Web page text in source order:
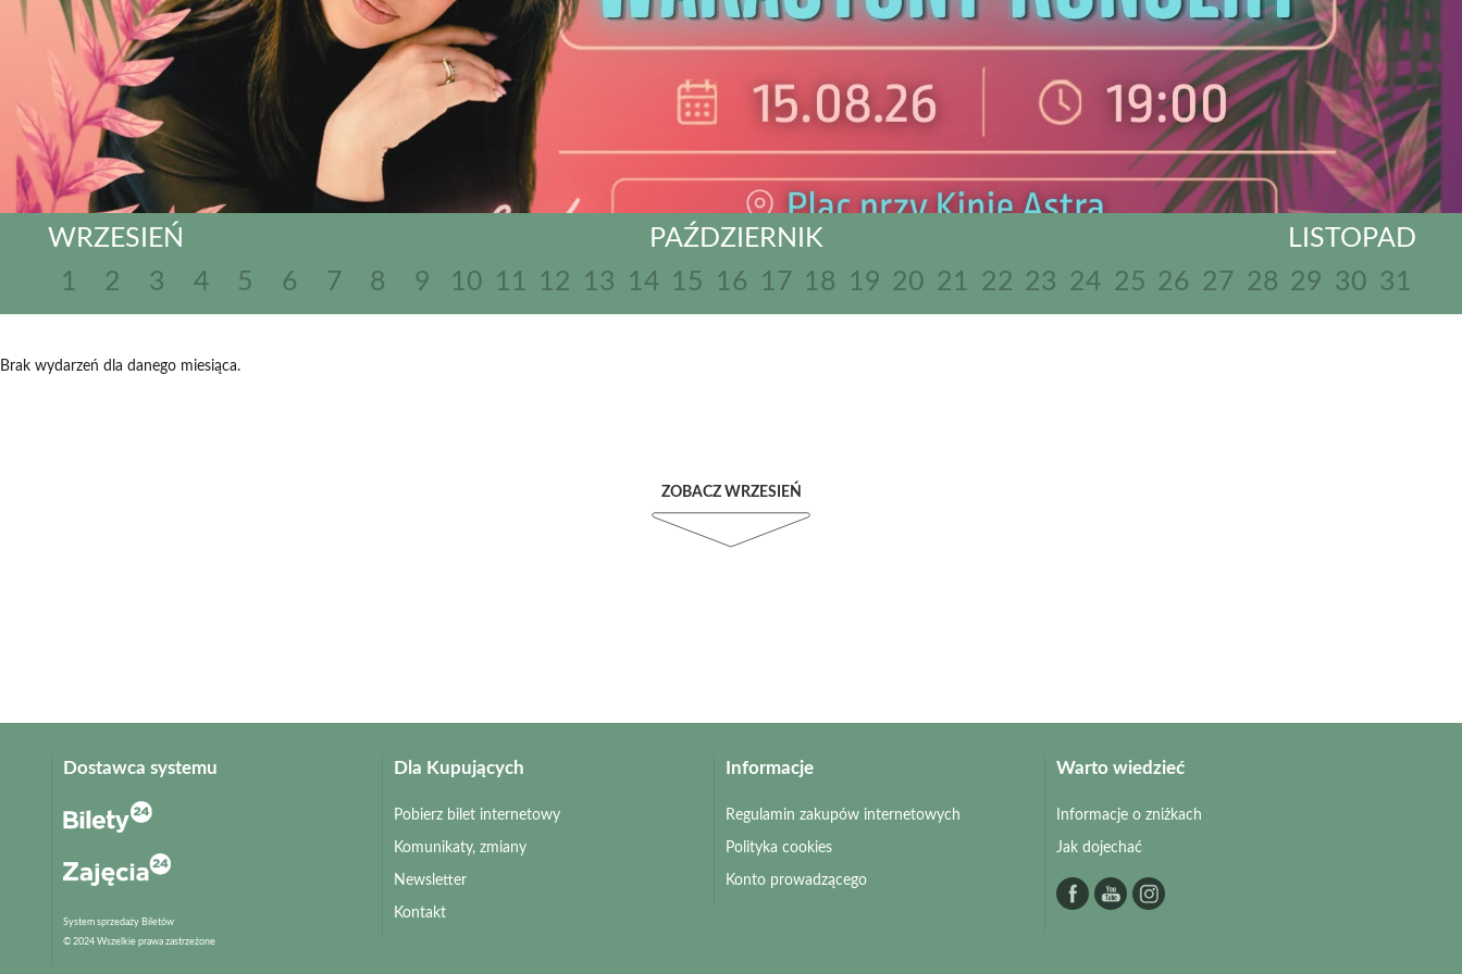
WRZESIEŃ PAŹDZIERNIK
LISTOPAD
1
2 3 4 5 6 7 8 9 10 11 12 13 14 15 16 17 18 19 20 21 22 23 24 25 26 27 28 29 30 31
Brak wydarzeń dla danego miesiąca.
ZOBACZ WRZESIEŃ
Dostawca systemu
System sprzedaży Biletów
© 2024 Wszelkie prawa zastrzeżone
Dla Kupujących
Pobierz bilet internetowy
Komunikaty, zmiany
Newsletter
Kontakt
Informacje
Regulamin zakupów internetowych
Polityka cookies
Konto prowadzącego
Warto wiedzieć
Informacje o zniżkach
Jak dojechać